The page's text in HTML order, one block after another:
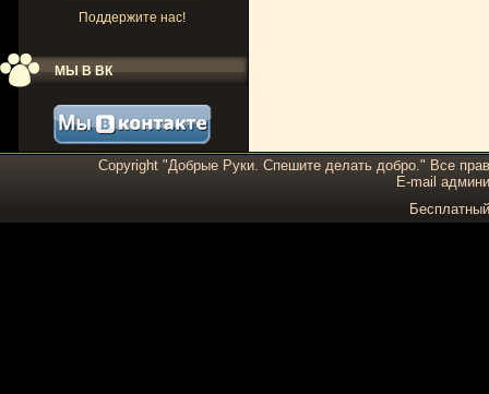
Поддержите нас!
МЫ В ВК
Copyright "Добрые Руки. Спешите делать добро." Все
E-mail